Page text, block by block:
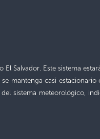
Salvador. Este sistema
mantenga casi
sistema meteorológico,